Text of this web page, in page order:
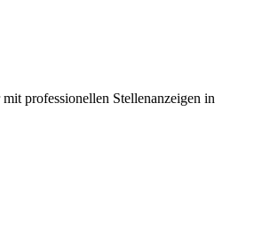
professionellen Stellenanzeigen in